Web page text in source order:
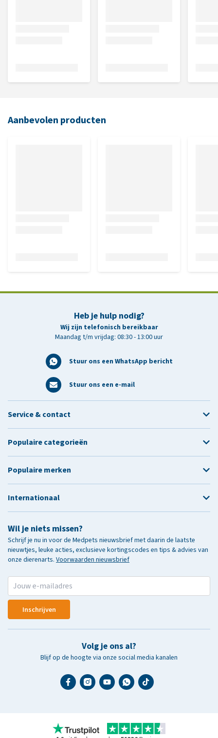
Aanbevolen producten
Heb je hulp nodig?
Wij zijn telefonisch bereikbaar
Maandag t/m vrijdag: 08:30 - 13:00 uur
Stuur ons een WhatsApp bericht
Stuur ons een e-mail
Wil je niets missen?
Schrijf je nu in voor de Medpets nieuwsbrief met daarin de laatste
nieuwtjes, leuke acties, exclusieve kortingscodes en tips & advies van
onze dierenarts. Voorwaarden nieuwsbrief
Inschrijven
Volg je ons al?
Blijf op de hoogte via onze social media kanalen
Service & contact
Populaire categorieën
Populaire merken
Internationaal